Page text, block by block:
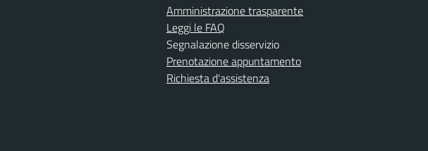
Amministrazione trasparente
Leggi le FAQ
Segnalazione disservizio
Prenotazione appuntamento
Richiesta d'assistenza